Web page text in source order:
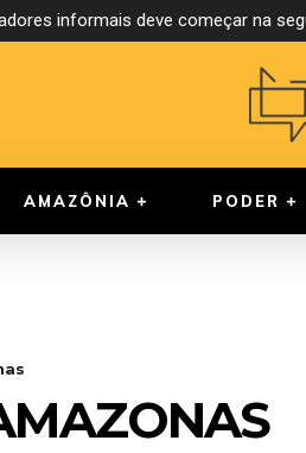
informais deve começar na
AMAZÔNIA PODER